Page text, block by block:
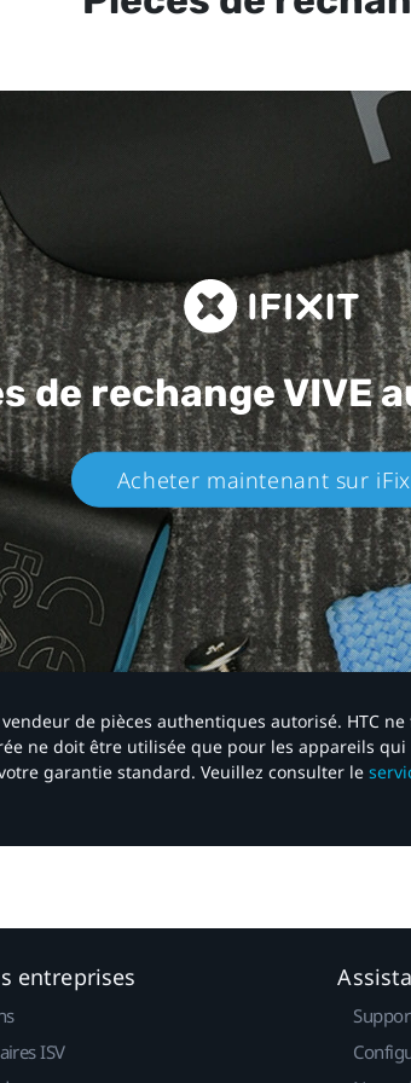
de rechangeVIVE
Acheter maintenant sur
de pièces authentiques autorisé. HTC
ne doit être utilisée que pour les appareils
garantie standard. Veuillez consulter le
entreprises
ISV